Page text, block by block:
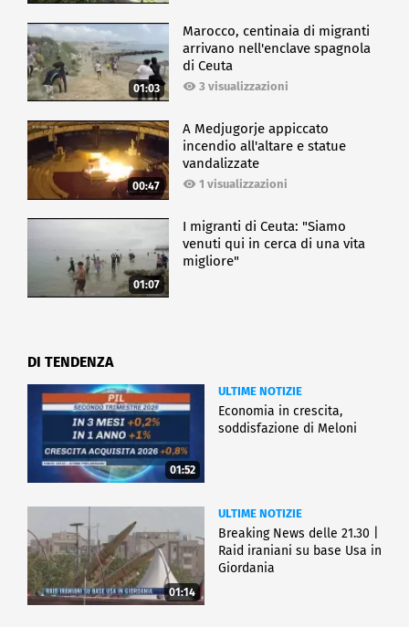
01:03
Marocco, centinaia di migranti
arrivano nell'enclave spagnola
di Ceuta
3 visualizzazioni
00:47
A Medjugorje appiccato
incendio all'altare e statue
vandalizzate
1 visualizzazioni
01:07
I migranti di Ceuta: "Siamo
venuti qui in cerca di una vita
migliore"
DI TENDENZA
01:52
ULTIME NOTIZIE
Economia in crescita,
soddisfazione di Meloni
01:14
ULTIME NOTIZIE
Breaking News delle 21.30 |
Raid iraniani su base Usa in
Giordania